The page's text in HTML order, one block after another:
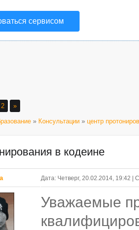
сервисом
2 »
» Консультации » центр
в кодеине
Дата: Четверг, 20.02.2014, 19:42
Уважаемые